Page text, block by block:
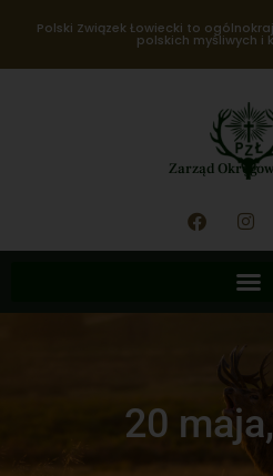
Polski Związek Łowiecki to
polskich myśliwych i
Zarząd
20